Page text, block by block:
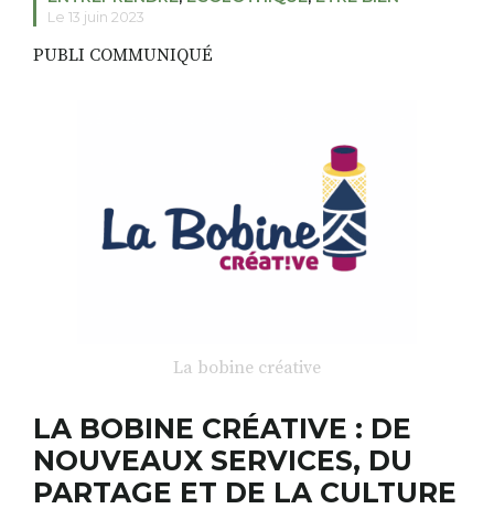
LINKEDINYOUTUBE
Le 13 juin 2023
PUBLI COMMUNIQUÉ
La bobine créative
LA BOBINE CRÉATIVE : DE
NOUVEAUX SERVICES, DU
PARTAGE ET DE LA CULTURE